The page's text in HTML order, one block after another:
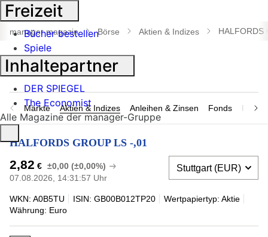
Suche
öffnen
manager magazin Börse Aktien & Indizes HALFORDS
Märkte Aktien & Indizes Anleihen & Zinsen Fonds
HALFORDS GROUP LS -,01
2,82 € ±0,00 (±0,00%)
07.08.2026, 14:31:57 Uhr
WKN: A0B5TU ISIN: GB00B012TP20
Wertpapiertyp: Aktie
Währung: Euro
Freizeit
Bücher bestellen
Spiele
Inhaltepartner
DER SPIEGEL
The Economist
Alle Magazine der manager-Gruppe